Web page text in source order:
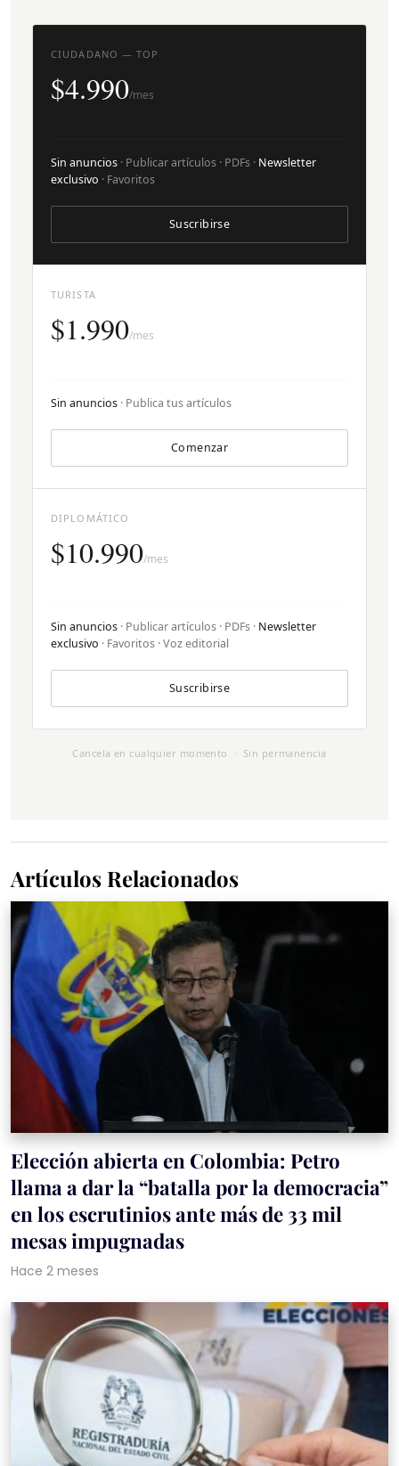
TURISTA
$1.990/mes
Sin anuncios · Publica tus artículos
Comenzar
CIUDADANO — TOP
$4.990/mes
Sin anuncios · Publicar artículos · PDFs · Newsletter
exclusivo · Favoritos
Suscribirse
DIPLOMÁTICO
$10.990/mes
Sin anuncios · Publicar artículos · PDFs · Newsletter
exclusivo · Favoritos · Voz editorial
Suscribirse
Cancela en cualquier momento · Sin permanencia
Artículos Relacionados
Elección abierta en Colombia: Petro
llama a dar la “batalla por la democracia”
en los escrutinios ante más de 33 mil
mesas impugnadas
Hace 2 meses